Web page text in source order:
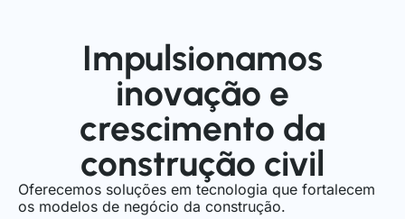
Impulsionamos
inovação e
crescimento da
construção civil
Oferecemos soluções em tecnologia que fortalecem
os modelos de negócio da construção.